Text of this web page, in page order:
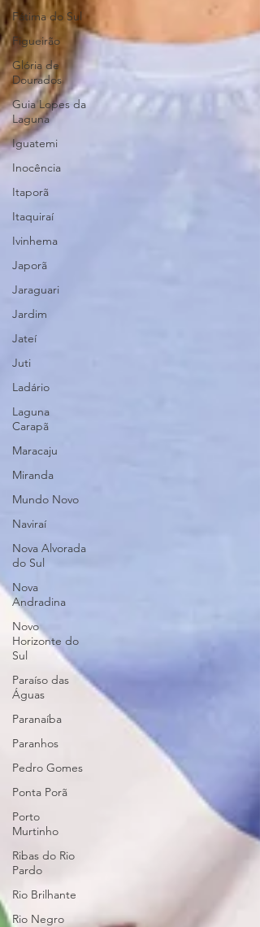
Fátima do Sul
Figueirão
Glória de
Dourados
Guia Lopes da
Laguna
Iguatemi
Inocência
Itaporã
Itaquiraí
Ivinhema
Japorã
Jaraguari
Jardim
Jateí
Juti
Ladário
Laguna
Carapã
Maracaju
Miranda
Mundo Novo
Naviraí
Nova Alvorada
do Sul
Nova
Andradina
Novo
Horizonte do
Sul
Paraíso das
Águas
Paranaíba
Paranhos
Pedro Gomes
Ponta Porã
Porto
Murtinho
Ribas do Rio
Pardo
Rio Brilhante
Rio Negro